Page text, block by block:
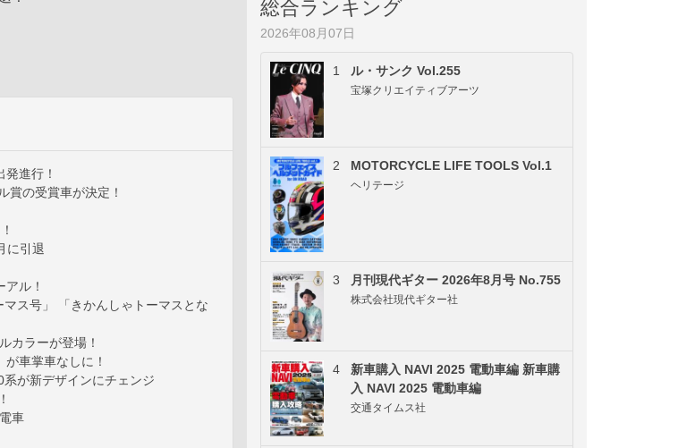
発進行！
賞の受賞車が決定！
に引退
ル！
ス号」 「きかんしゃトーマスとな
カラーが登場！
車掌車なしに！
が新デザインにチェンジ
車
総合ランキング
2026年08月07日
1 ル・サンク Vol.255
宝塚クリエイティブアーツ
2 MOTORCYCLE LIFE TOOLS Vol.1
ヘリテージ
3 月刊現代ギター 2026年8月号 No.755
株式会社現代ギター社
4
新車購入 NAVI 2025 電動車編 新車購
入 NAVI 2025 電動車編
交通タイムス社